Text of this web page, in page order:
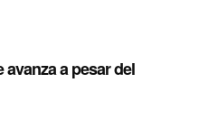
a pesar del